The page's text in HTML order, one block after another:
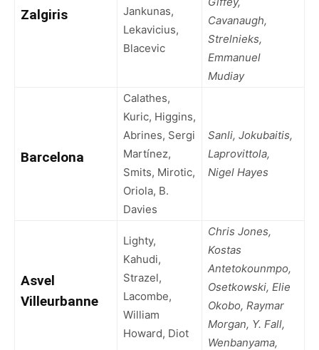
Zalgiris
Jankunas,
Lekavicius,
Blacevic
Cavanaugh,
Strelnieks,
Emmanuel
Mudiay
Barcelona
Calathes,
Kuric, Higgins,
Abrines, Sergi
Martínez,
Smits, Mirotic,
Oriola, B.
Davies
Sanli, Jokubaitis,
Laprovittola,
Nigel Hayes
Asvel
Villeurbanne
Lighty,
Kahudi,
Strazel,
Lacombe,
William
Howard, Diot
Chris Jones,
Kostas
Antetokounmpo,
Osetkowski, Elie
Okobo, Raymar
Morgan, Y. Fall,
Wenbanyama,